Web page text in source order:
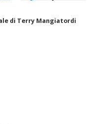
di Terry Mangiatordi